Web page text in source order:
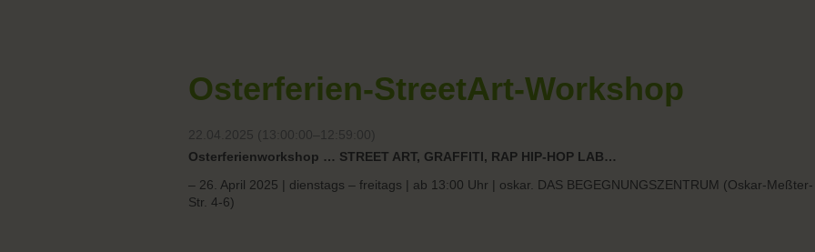
Osterferien-StreetArt-Workshop
22.04.2025 (13:00:00–12:59:00)
Osterferienworkshop … STREET ART, GRAFFITI, RAP HIP-HOP LAB…
– 26. April 2025 | dienstags – freitags | ab 13:00 Uhr | oskar. DAS BEGEGNUNGSZENTRUM (Oskar-Meßter-
Str. 4-6)